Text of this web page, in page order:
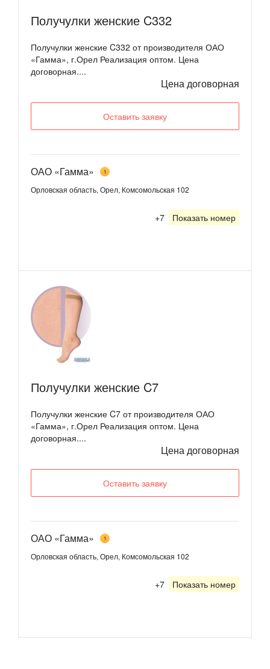
Получулки женские C332
Получулки женские C332 от производителя ОАО
«Гамма», г.Орел Реализация оптом. Цена
договорная....
Цена договорная
Оставить заявку
ОАО «Гамма» 1
Орловская область, Орел, Комсомольская 102
+7 Показать номер
Получулки женские C7
Получулки женские C7 от производителя ОАО
«Гамма», г.Орел Реализация оптом. Цена
договорная....
Цена договорная
Оставить заявку
ОАО «Гамма» 1
Орловская область, Орел, Комсомольская 102
+7 Показать номер